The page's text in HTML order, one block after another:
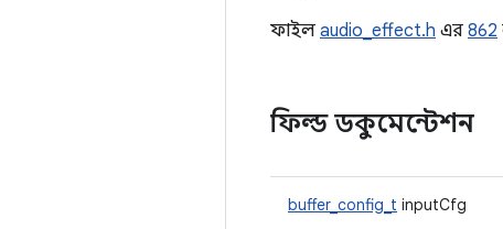
ফাইল audio_effect.h এর 862
ফিল্ড ডকুমেন্টেশন
buffer_config_t inputCfg